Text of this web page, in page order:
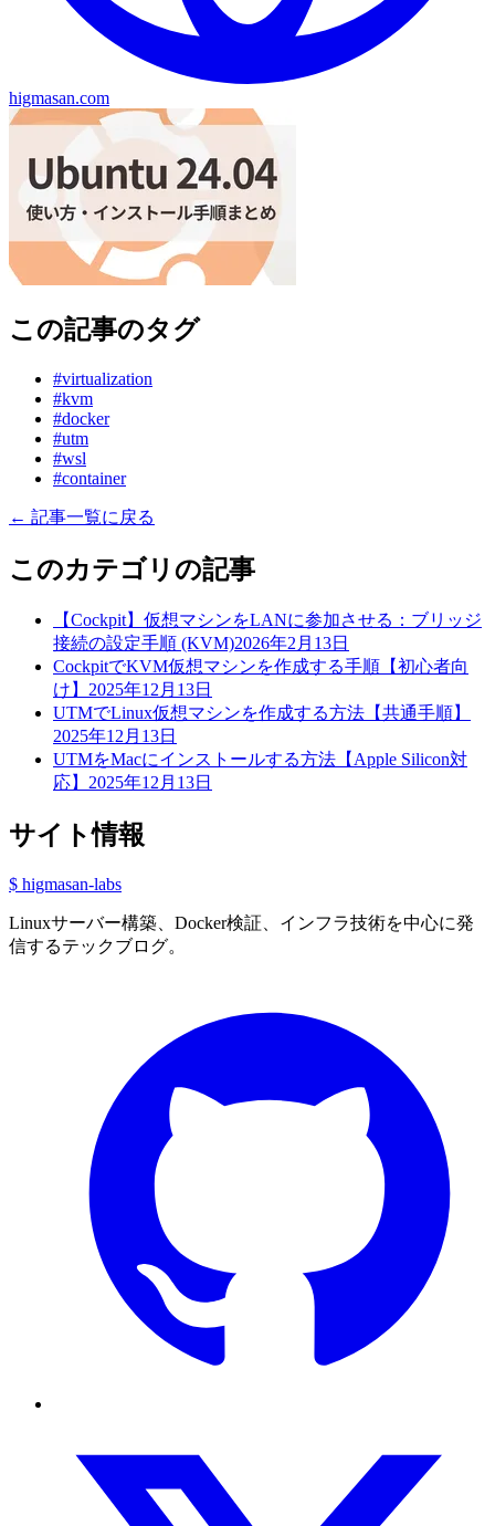
higmasan.com
この記事のタグ
#virtualization
#kvm
#docker
#utm
#wsl
#container
← 記事一覧に戻る
このカテゴリの記事
【Cockpit】仮想マシンをLANに参加させる：ブリッジ
接続の設定手順 (KVM)2026年2月13日
CockpitでKVM仮想マシンを作成する手順【初心者向
け】 2025年12月13日
UTMでLinux仮想マシンを作成する方法【共通手順】
2025年12月13日
UTMをMacにインストールする方法【Apple Silicon対
応】 2025年12月13日
サイト情報
$ higmasan-labs
Linuxサーバー構築、Docker検証、インフラ技術を中心に発
信するテックブログ。